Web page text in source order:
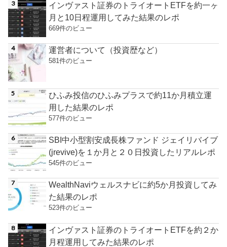
インヴァスト証券のトライオートETFを約一ヶ
月と10日程運用してみた結果のレポ
669件のビュー
運営者について（投資歴など）
581件のビュー
ひふみ投信のひふみプラスで約11か月積立運
用した結果のレポ
577件のビュー
SBI中小型割安成長株ファンド ジェイリバイブ
(jrevive)を１か月と２０日投資したリアルレポ
545件のビュー
WealthNaviウェルスナビに約5か月投資してみ
た結果のレポ
523件のビュー
インヴァスト証券のトライオートETFを約２か
月程運用してみた結果のレポ